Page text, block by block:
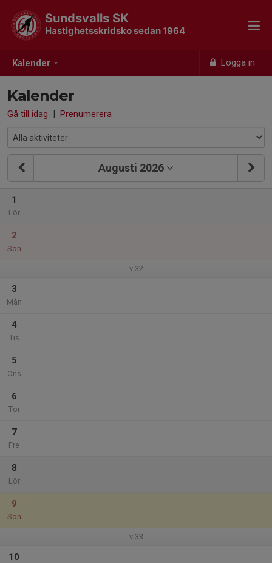
Kalender Logga in
Sundsvalls SK
Hastighetsskridsko sedan 1964
Kalender
Gå till idag | Prenumerera
Augusti 2026
1
Lör
2
Sön
v.32
3
Mån
4
Tis
5
Ons
6
Tor
7
Fre
8
Lör
9
Sön
v.33
10